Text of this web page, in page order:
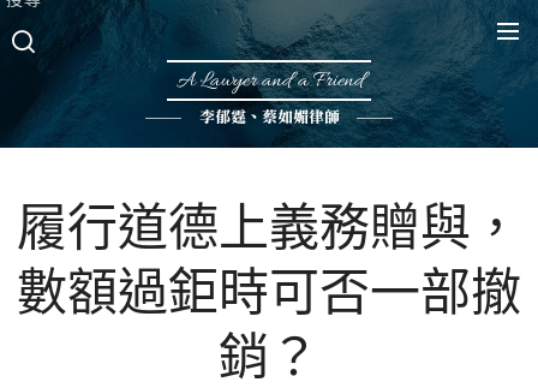
A Lawyer and a Friend
李郁霆、蔡如媚律師
履行道德上義務贈與，
數額過鉅時可否一部撤
銷？